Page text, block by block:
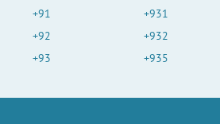
+91
+92
+93
+931
+932
+935